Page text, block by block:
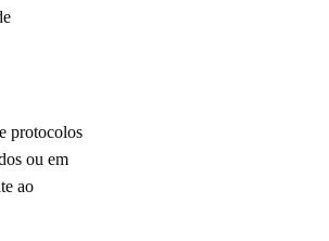
protocolos
ou em
ao